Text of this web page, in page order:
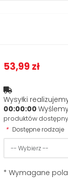
53,99 zł
Wysyłki
00:00:00
produktów
* Dostępne rodzaje
* Wymagane pola